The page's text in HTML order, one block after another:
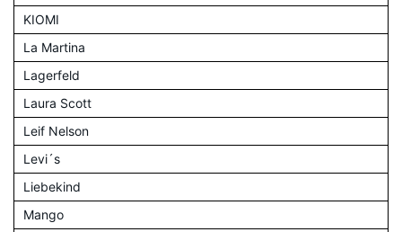
KIOMI
La Martina
Lagerfeld
Laura Scott
Leif Nelson
Levi´s
Liebekind
Mango